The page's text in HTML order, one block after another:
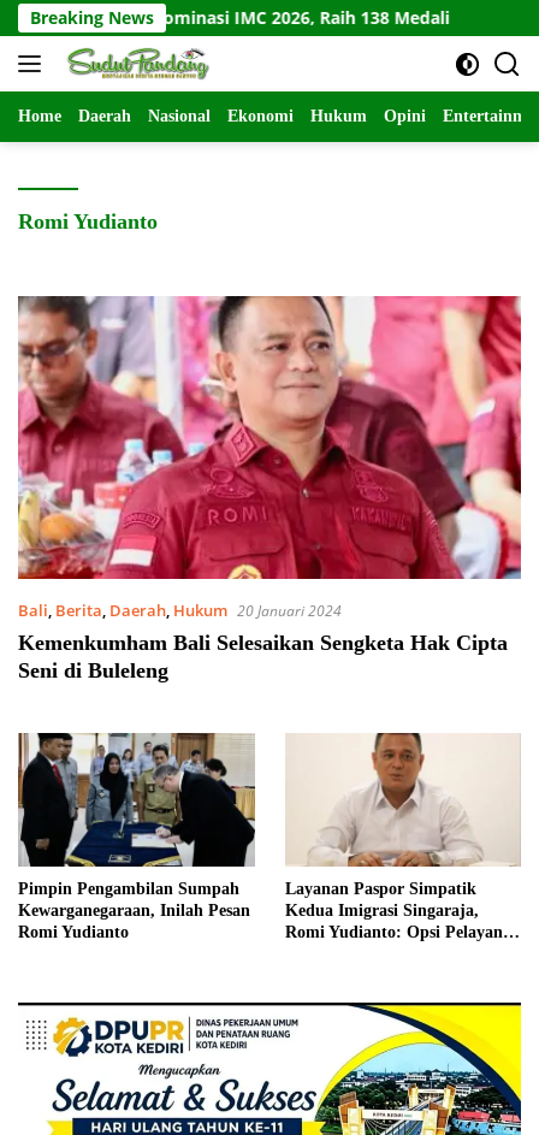
Langsung
ke
konten
Breaking News
Barat Dominasi IMC 2026, Raih 138 Medali
Home Daerah Nasional Ekonomi Hukum Opini
Romi Yudianto
Bali, Berita, Daerah, Hukum 20 Januari 2024
Kemenkumham Bali Selesaikan Sengketa Hak Cipta
Seni di Buleleng
Pimpin Pengambilan Sumpah
Kewarganegaraan, Inilah Pesan
Romi Yudianto
Layanan Paspor Simpatik
Kedua Imigrasi Singaraja,
Romi Yudianto: Opsi Pelayanan